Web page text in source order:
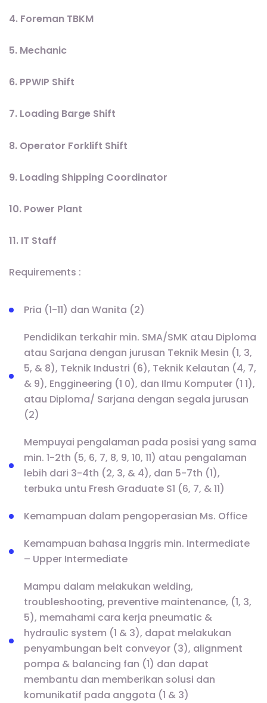
4. Foreman TBKM
5. Mechanic
6. PPWIP Shift
7. Loading Barge Shift
8. Operator Forklift Shift
9. Loading Shipping Coordinator
10. Power Plant
11. IT Staff
Requirements :
Pria (1-11) dan Wanita (2)
Pendidikan terkahir min. SMA/SMK atau Diploma
atau Sarjana dengan jurusan Teknik Mesin (1, 3,
5, & 8), Teknik Industri (6), Teknik Kelautan (4, 7,
& 9), Enggineering (1 0), dan Ilmu Komputer (1 1),
atau Diploma/ Sarjana dengan segala jurusan
(2)
Mempuyai pengalaman pada posisi yang sama
min. 1-2th (5, 6, 7, 8, 9, 10, 11) atau pengalaman
lebih dari 3-4th (2, 3, & 4), dan 5-7th (1),
terbuka untu Fresh Graduate S1 (6, 7, & 11)
Kemampuan dalam pengoperasian Ms. Office
Kemampuan bahasa Inggris min. Intermediate
– Upper Intermediate
Mampu dalam melakukan welding,
troubleshooting, preventive maintenance, (1, 3,
5), memahami cara kerja pneumatic &
hydraulic system (1 & 3), dapat melakukan
penyambungan belt conveyor (3), alignment
pompa & balancing fan (1) dan dapat
membantu dan memberikan solusi dan
komunikatif pada anggota (1 & 3)